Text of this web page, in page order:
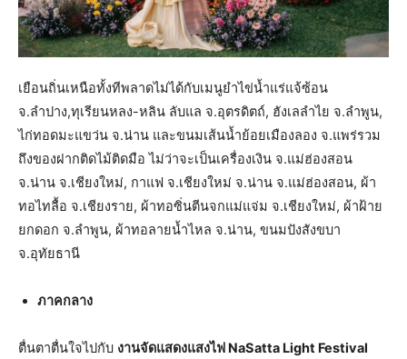
เยือนถิ่นเหนือทั้งทีพลาดไม่ได้กับเมนูยำไข่น้ำแร่แจ้ซ้อน
จ.ลำปาง,ทุเรียนหลง-หลิน ลับแล จ.อุตรดิตถ์, ฮังเลลำไย จ.ลำพูน,
ไก่ทอดมะแขว่น จ.น่าน และขนมเส้นน้ำย้อยเมืองลอง จ.แพร่รวม
ถึงของฝากติดไม้ติดมือ ไม่ว่าจะเป็นเครื่องเงิน จ.แม่ฮ่องสอน
จ.น่าน จ.เชียงใหม่, กาแฟ จ.เชียงใหม่ จ.น่าน จ.แม่ฮ่องสอน, ผ้า
ทอไทลื้อ จ.เชียงราย, ผ้าทอซิ่นตีนจกแม่แจ่ม จ.เชียงใหม่, ผ้าฝ้าย
ยกดอก จ.ลำพูน, ผ้าทอลายน้ำไหล จ.น่าน, ขนมปังสังขบา
จ.อุทัยธานี
ภาคกลาง
ตื่นตาตื่นใจไปกับ งานจัดแสดงแสงไฟ NaSatta Light Festival